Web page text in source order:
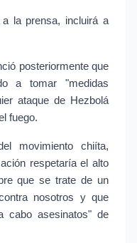
la prensa, incluirá a
posteriormente que
a tomar "medidas
ataque de Hezbolá
fuego.
movimiento chiíta,
respetaría el alto
que se trate de un
nosotros y que
cabo asesinatos" de